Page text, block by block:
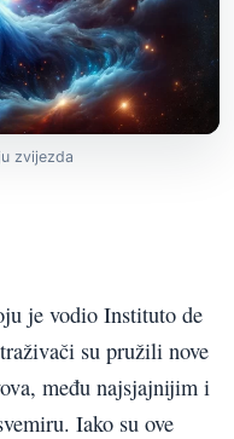
zvijezda
je vodio Instituto de
su pružili nove
među najsjajnijim i
Iako su ove